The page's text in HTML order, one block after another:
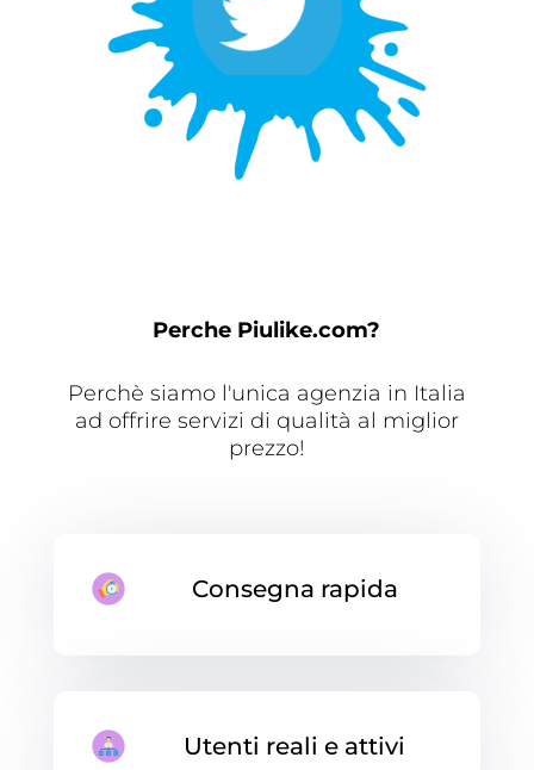
Perche Piulike.com?
Perchè siamo l'unica agenzia in Italia
ad offrire servizi di qualità al miglior
prezzo!
Consegna rapida
Utenti reali e attivi